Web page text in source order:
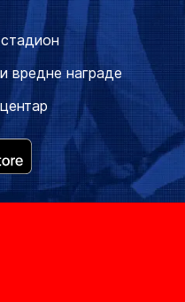
вредне награде